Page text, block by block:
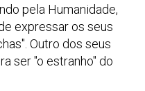
pela Humanidade,
expressar os seus
Outro dos seus
ser "o estranho" do